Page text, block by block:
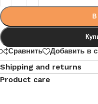
В
Сравнить Добавить в
Shipping and returns
Product care